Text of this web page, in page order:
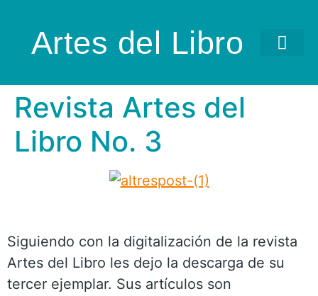
Artes del Libro
Revista Artes del
Libro No. 3
Siguiendo con la digitalización de la revista
Artes del Libro les dejo la descarga de su
tercer ejemplar. Sus artículos son